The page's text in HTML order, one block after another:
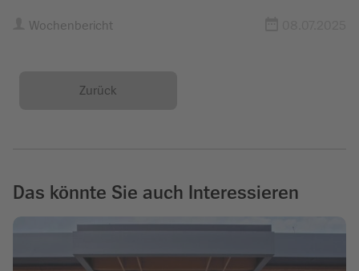
Wochenbericht
Zurück
Das könnte Sie auch Interessieren